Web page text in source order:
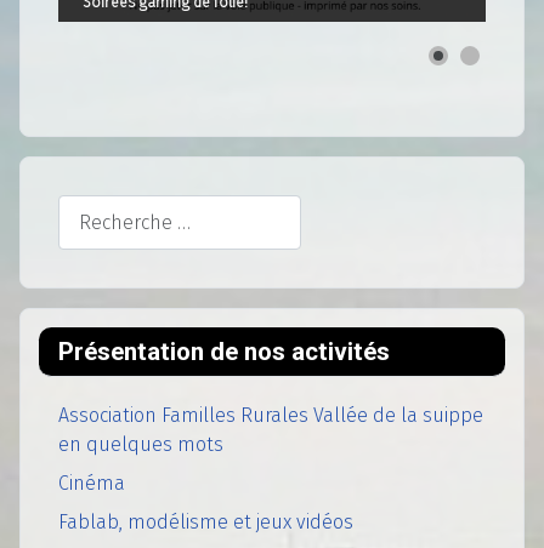
Rechercher
Présentation de nos activités
Association Familles Rurales Vallée de la suippe
en quelques mots
Cinéma
Fablab, modélisme et jeux vidéos